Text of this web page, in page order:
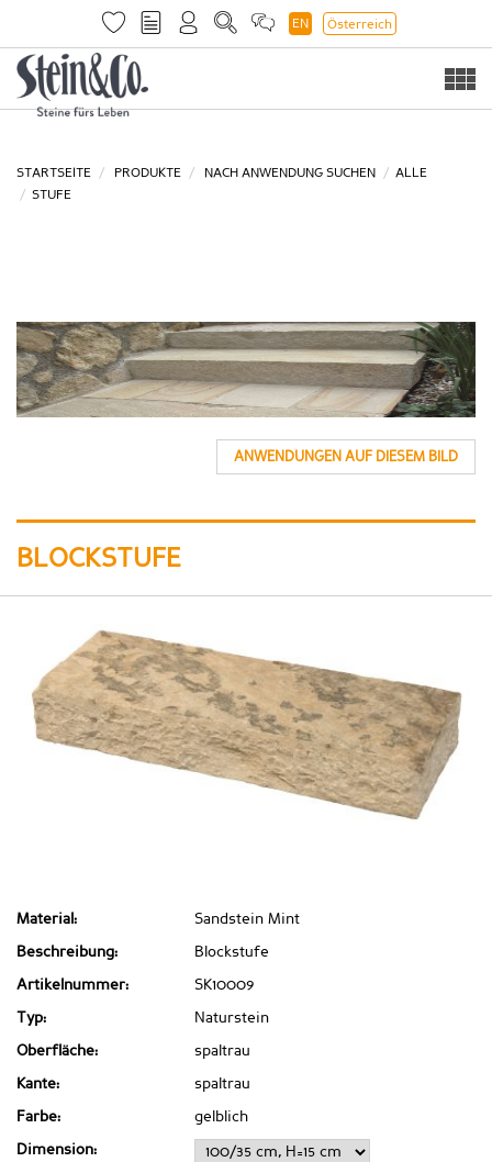
EN Österreich
STARTSEITE PRODUKTE NACH ANWENDUNG SUCHEN
ALLE
STUFE
ANWENDUNGEN AUF DIESEM BILD
BLOCKSTUFE
Material: Sandstein Mint
Beschreibung: Blockstufe
Artikelnummer: SK10009
Typ: Naturstein
Oberfläche: spaltrau
Kante: spaltrau
Farbe: gelblich
Dimension: